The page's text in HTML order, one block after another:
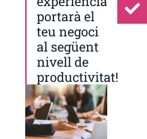
portarà el
teu negoci
al següent
nivell de
productivitat!